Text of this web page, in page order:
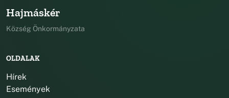
Hajmáskér
Község Önkormányzata
OLDALAK
Hírek
Események